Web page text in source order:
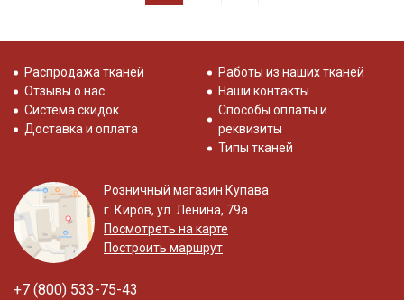
Распродажа тканей
Отзывы о нас
Система скидок
Доставка и оплата
Работы из наших тканей
Наши контакты
Способы оплаты и
реквизиты
Типы тканей
Розничный магазин Купава
г. Киров, ул. Ленина, 79а
Посмотреть на карте
Построить маршрут
+7 (800) 533-75-43